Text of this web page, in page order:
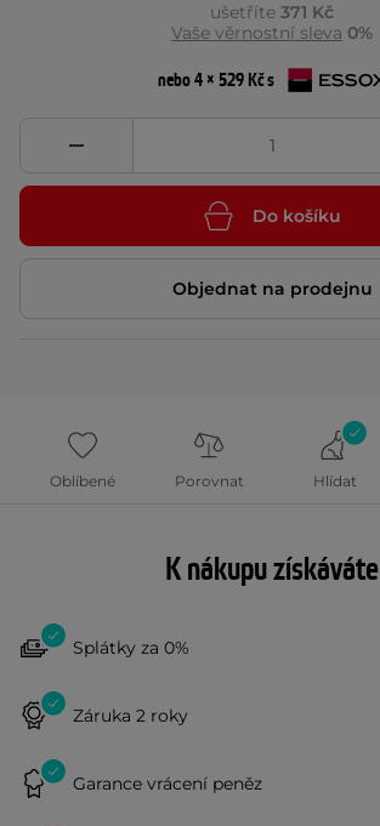
ušetříte 371 Kč
Vaše věrnostní sleva 0%
nebo 4 × 529 Kč s
Do košíku
Objednat na prodejnu
Oblíbené Porovnat Hlídat
K nákupu získáváte
Splátky za 0%
Záruka 2 roky
Garance vrácení peněz